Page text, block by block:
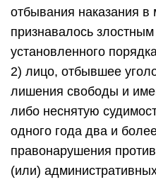
отбывания наказания
признавалось
установленного
2) лицо, отбывшее
лишения свободы и
либо неснятую
одного года два и
правонарушения
(или)